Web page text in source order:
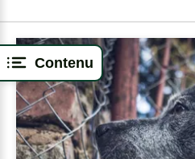
Contenu